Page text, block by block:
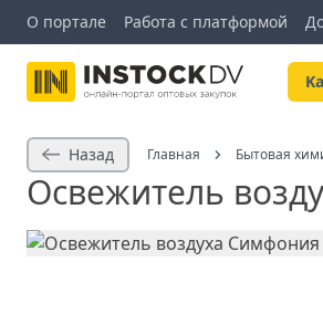
О портале Работа с платформой
Назад Главная Бытовая
Освежитель